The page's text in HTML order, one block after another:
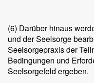
(6) Darüber hinaus
und der Seelsorge
Seelsorgepraxis der
Bedingungen und
Seelsorgefeld ergeben.